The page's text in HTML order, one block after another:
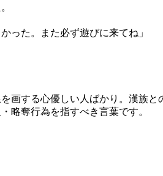
った。また必ず遊びに来てね」
画する心優しい人ばかり。漢族
略奪行為を指すべき言葉です。